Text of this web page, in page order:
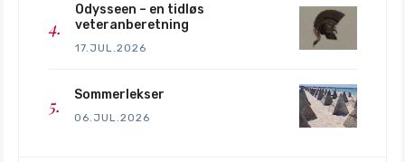
Odysseen – en tidløs
veteranberetning
17.JUL.2026
Sommerlekser
06.JUL.2026